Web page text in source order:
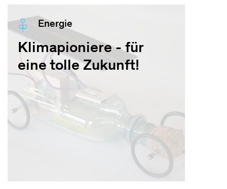
Energie
Klimapioniere - für
eine tolle Zukunft!